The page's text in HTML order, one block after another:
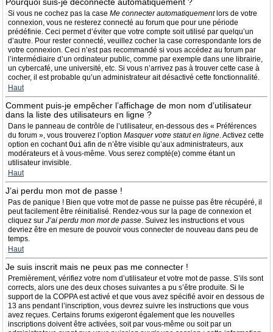
Si vous ne cochez pas la case Me connecter automatiquementlors de votre
connexion, vous ne resterez connecté au forum que pour une période
prédéfinie. Ceci permet d’éviter que votre compte soit utilisé par quelqu’un
d’autre. Pour rester connecté, veuillez cocher la case correspondante lors de
votre connexion. Ceci n’est pas recommandé si vous accédez au forum par
l’intermédiaire d’un ordinateur public, comme par exemple dans une librairie,
un cybercafé, une université, etc. Si vous n’arrivez pas à trouver cette case à
cocher, il est probable qu’un administrateur ait désactivé cette fonctionnalité.
Haut
Comment puis-je empêcher l’affichage de mon nom d’utilisateur
dans la liste des utilisateurs en ligne ?
Dans le panneau de contrôle de l’utilisateur, en-dessous des « Préférences
du forum », vous trouverez l’option Masquer votre statut en ligne. Activez cette
option en cochantOui afin de n’être visible qu’aux administrateurs, aux
modérateurs et à vous-même. Vous serez compté(e) comme étant un
utilisateur invisible.
Haut
J’ai perdu mon mot de passe !
Pas de panique ! Bien que votre mot de passe ne puisse pas être récupéré, il
peut facilement être réinitialisé. Rendez-vous sur la page de connexion et
cliquez sur J’ai perdu mon mot de passe. Suivez les instructions et vous
devriez être en mesure de pouvoir vous connecter de nouveau dans peu de
temps.
Haut
Je suis inscrit mais ne peux pas me connecter !
Premièrement, vérifiez votre nom d’utilisateur et votre mot de passe. S’ils sont
corrects, alors une des deux choses suivantes a pu s’être produite. Si le
support de la COPPA est activé et que vous avez spécifié avoir en dessous de
13 ans pendant l’inscription, vous devrez suivre les instructions que vous
avez reçues. Certains forums exigeront également que les nouvelles
inscriptions doivent être activées, soit par vous-même ou soit par un